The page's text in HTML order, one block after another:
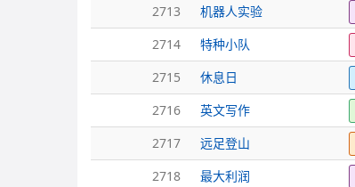
2713 机器人实验
2714 特种小队
2715 休息日
2716 英文写作
2717 远足登山
2718 最大利润